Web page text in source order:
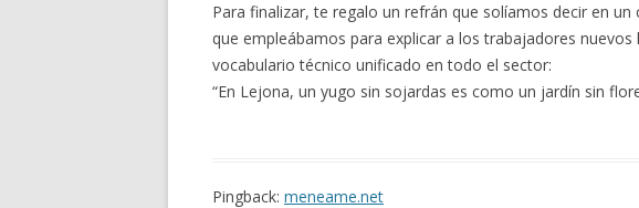
Para finalizar, te regalo un refrán que solíamos decir en
que empleábamos para explicar a los trabajadores
vocabulario técnico unificado en todo el sector:
“En Lejona, un yugo sin sojardas es como un jardín sin
Pingback: meneame.net